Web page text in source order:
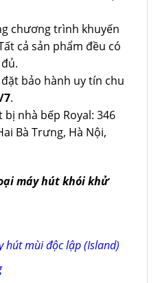
chương trình khuyến
cả sản phẩm đều có
bảo hành uy tín chu
7.
nhà bếp Royal: 346
Bà Trưng, Hà Nội,
máy hút khói khử
hút mùi độc lập (Island)